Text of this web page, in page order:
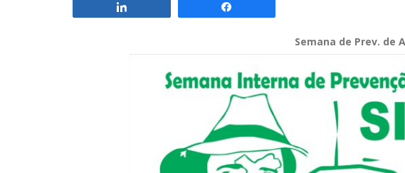
Semana de Prev. de